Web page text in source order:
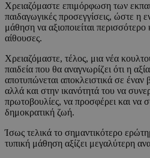
Χρειαζόμαστε επιμόρφωση των
παιδαγωγικές προσεγγίσεις, ώστε η
μάθηση να αξιοποιείται περισσότερο
αίθουσες.
Χρειαζόμαστε, τέλος, μια νέα
παιδεία που θα αναγνωρίζει ότι η
αποτυπώνεται αποκλειστικά σε
αλλά και στην ικανότητά του να
πρωτοβουλίες, να προσφέρει και να
δημοκρατική ζωή.
Ίσως τελικά το σημαντικότερο
τυπική μάθηση αξίζει μεγαλύτερη